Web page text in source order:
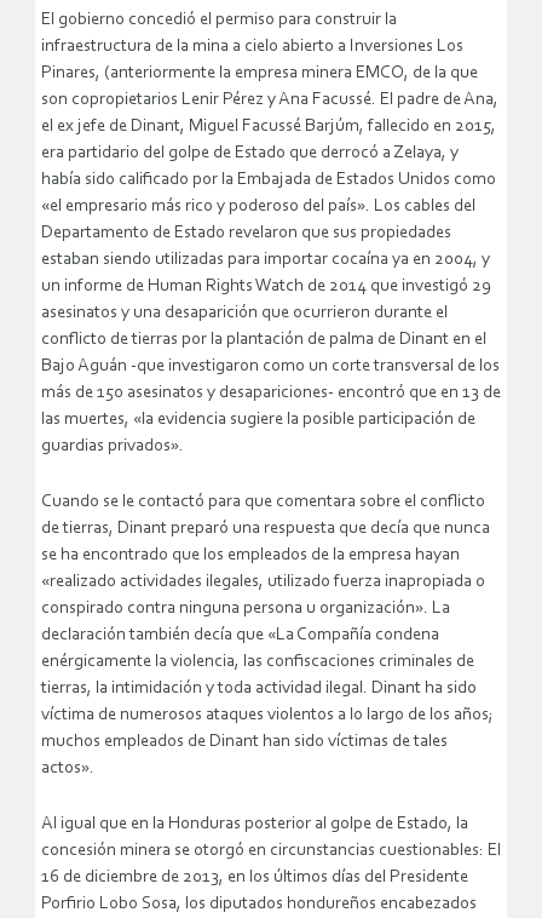
El gobierno concedió el permiso para construir la
infraestructura de la mina a cielo abierto a Inversiones Los
Pinares, (anteriormente la empresa minera EMCO, de la que
son copropietarios Lenir Pérez y Ana Facussé. El padre de Ana,
el ex jefe de Dinant, Miguel Facussé Barjúm, fallecido en 2015,
era partidario del golpe de Estado que derrocó a Zelaya, y
había sido calificado por la Embajada de Estados Unidos como
«el empresario más rico y poderoso del país». Los cables del
Departamento de Estado revelaron que sus propiedades
estaban siendo utilizadas para importar cocaína ya en 2004, y
un informe de Human Rights Watch de 2014 que investigó 29
asesinatos y una desaparición que ocurrieron durante el
conflicto de tierras por la plantación de palma de Dinant en el
Bajo Aguán -que investigaron como un corte transversal de los
más de 150 asesinatos y desapariciones- encontró que en 13 de
las muertes, «la evidencia sugiere la posible participación de
guardias privados».
Cuando se le contactó para que comentara sobre el conflicto
de tierras, Dinant preparó una respuesta que decía que nunca
se ha encontrado que los empleados de la empresa hayan
«realizado actividades ilegales, utilizado fuerza inapropiada o
conspirado contra ninguna persona u organización». La
declaración también decía que «La Compañía condena
enérgicamente la violencia, las confiscaciones criminales de
tierras, la intimidación y toda actividad ilegal. Dinant ha sido
víctima de numerosos ataques violentos a lo largo de los años;
muchos empleados de Dinant han sido víctimas de tales
actos».
Al igual que en la Honduras posterior al golpe de Estado, la
concesión minera se otorgó en circunstancias cuestionables: El
16 de diciembre de 2013, en los últimos días del Presidente
Porfirio Lobo Sosa, los diputados hondureños encabezados